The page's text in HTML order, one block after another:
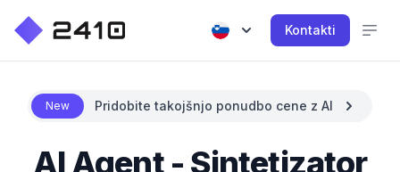
Kontakti
New Pridobite takojšnjo ponudbo cene z AI
AI Agent - Sintetizator